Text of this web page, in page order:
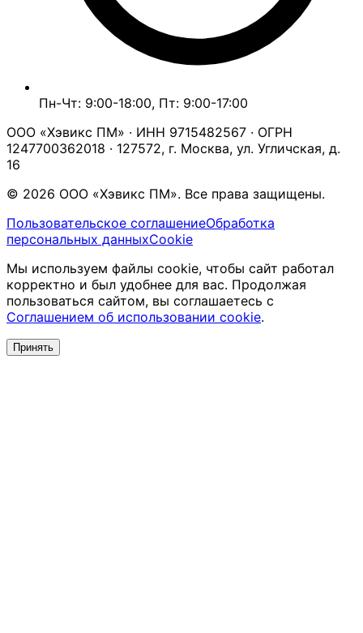
Пн-Чт: 9:00-18:00, Пт: 9:00-17:00
ООО «Хэвикс ПМ» · ИНН 9715482567 · ОГРН
1247700362018 · 127572, г. Москва, ул. Угличская, д.
16
© 2026 ООО «Хэвикс ПМ». Все права защищены.
Пользовательское соглашениеОбработка
персональных данныхCookie
Мы используем файлы cookie, чтобы сайт работал
корректно и был удобнее для вас. Продолжая
пользоваться сайтом, вы соглашаетесь с
Соглашением об использовании cookie.
Принять